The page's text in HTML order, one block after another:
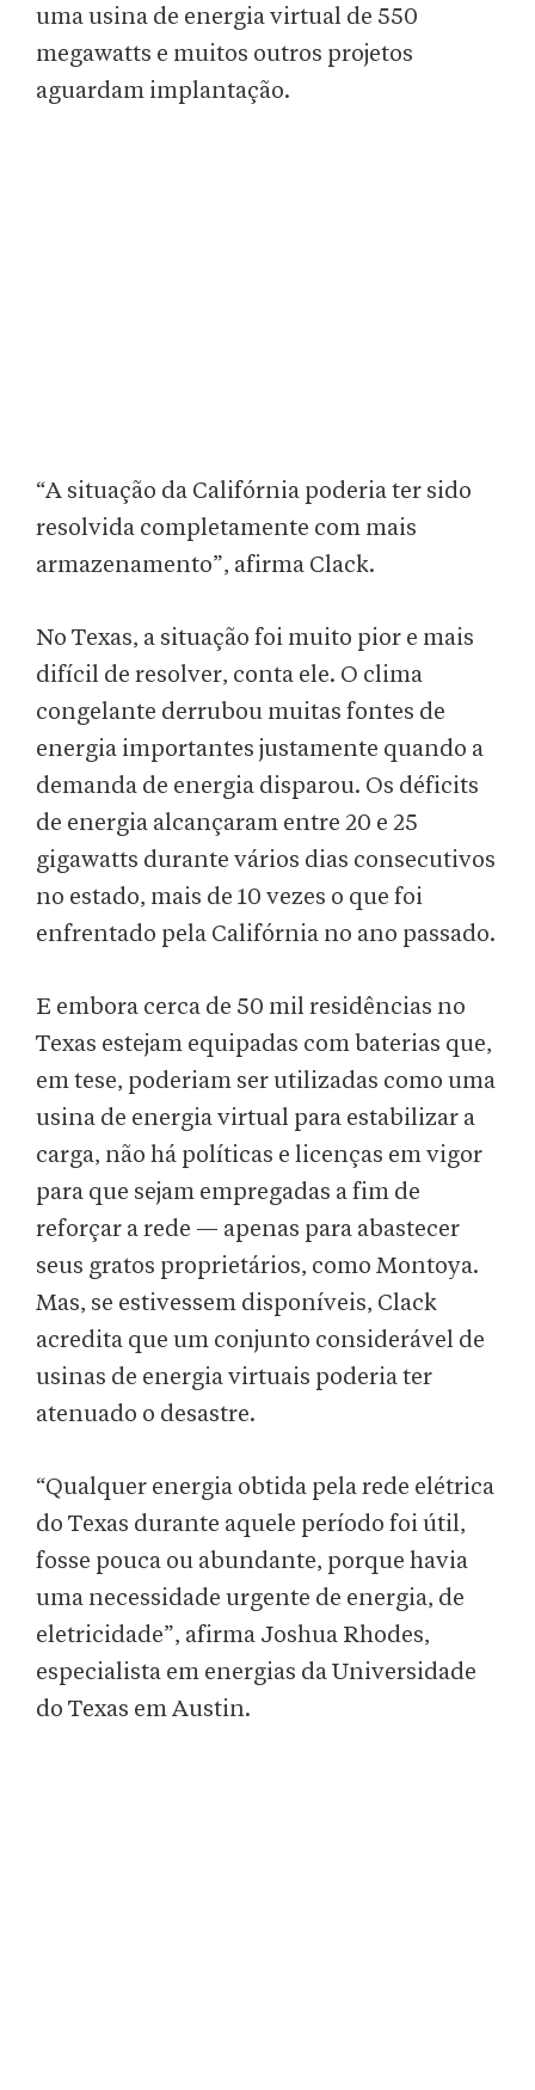
uma usina de energia virtual de 550
megawatts e muitos outros projetos
aguardam implantação.
“A situação da Califórnia poderia ter sido
resolvida completamente com mais
armazenamento”, afirma Clack.
No Texas, a situação foi muito pior e mais
difícil de resolver, conta ele. O clima
congelante derrubou muitas fontes de
energia importantes justamente quando a
demanda de energia disparou. Os déficits
de energia alcançaram entre 20 e 25
gigawatts durante vários dias consecutivos
no estado, mais de 10 vezes o que foi
enfrentado pela Califórnia no ano passado.
E embora cerca de 50 mil residências no
Texas estejam equipadas com baterias que,
em tese, poderiam ser utilizadas como uma
usina de energia virtual para estabilizar a
carga, não há políticas e licenças em vigor
para que sejam empregadas a fim de
reforçar a rede — apenas para abastecer
seus gratos proprietários, como Montoya.
Mas, se estivessem disponíveis, Clack
acredita que um conjunto considerável de
usinas de energia virtuais poderia ter
atenuado o desastre.
“Qualquer energia obtida pela rede elétrica
do Texas durante aquele período foi útil,
fosse pouca ou abundante, porque havia
uma necessidade urgente de energia, de
eletricidade”, afirma Joshua Rhodes,
especialista em energias da Universidade
do Texas em Austin.